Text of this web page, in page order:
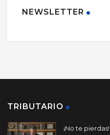
NEWSLETTER
TRIBUTARIO
¡No te